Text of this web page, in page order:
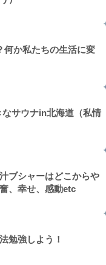
何か私たちの生活に変
なサウナin北海道（私情
ブシャーはどこからや
、幸せ、感動etc
勉強しよう！